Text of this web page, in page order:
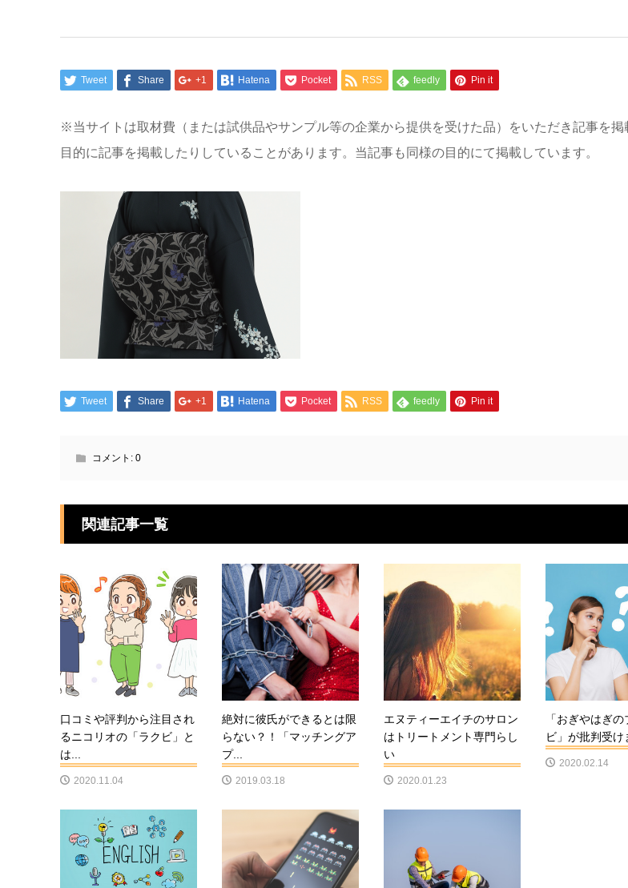
Tweet Share +1 Hatena Pocket RSS feedly Pin it
※当サイトは取材費（または試供品やサンプル等の企業から提供を受けた品）をいただき記事を
目的に記事を掲載したりしていることがあります。当記事も同様の目的にて掲載しています。
Tweet Share +1 Hatena Pocket RSS feedly Pin it
コメント: 0
関連記事一覧
口コミや評判から注目され
るニコリオの「ラクビ」と
は...
2020.11.04
絶対に彼氏ができるとは限
らない？！「マッチングア
プ...
2019.03.18
エヌティーエイチのサロン
はトリートメント専門らし
い
2020.01.23
「おぎやはぎ
ビ」が批判受け
2020.02.14